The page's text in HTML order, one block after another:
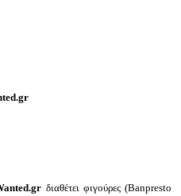
διαθέτει φιγούρες (Banpresto